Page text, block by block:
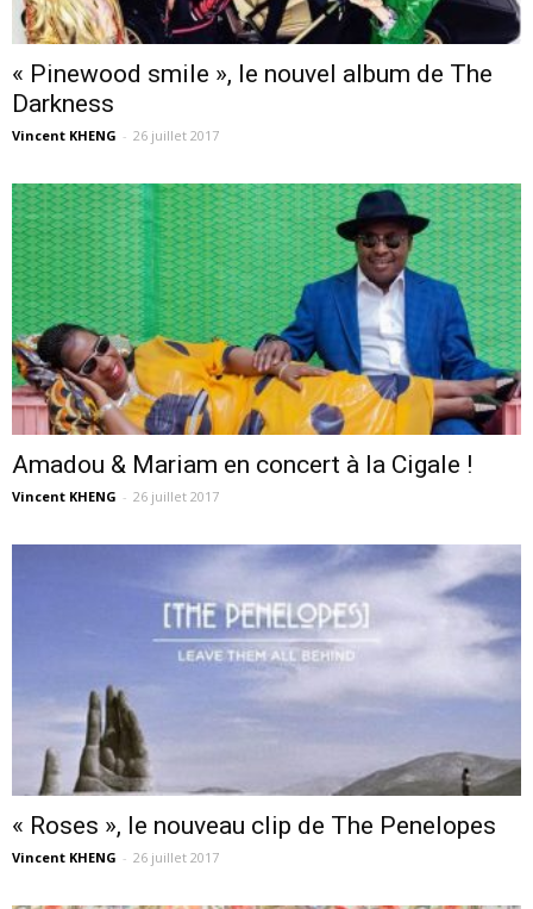
« Pinewood smile », le nouvel album de The
Darkness
Vincent KHENG - 26 juillet 2017
Amadou & Mariam en concert à la Cigale !
Vincent KHENG - 26 juillet 2017
« Roses », le nouveau clip de The Penelopes
Vincent KHENG - 26 juillet 2017